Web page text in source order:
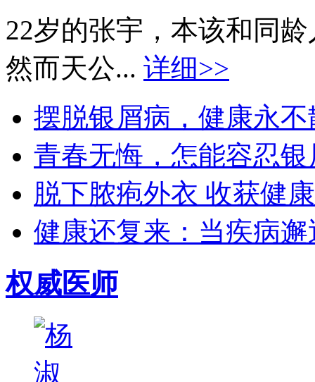
22岁的张宇，本该和同
然而天公... 详细>>
摆脱银屑病，健康永不
青春无悔，怎能容忍
脱下脓疱外衣 收获健
健康还复来：当疾病
权威医师